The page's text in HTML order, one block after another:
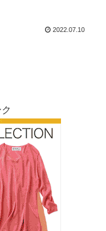
2022.07.10